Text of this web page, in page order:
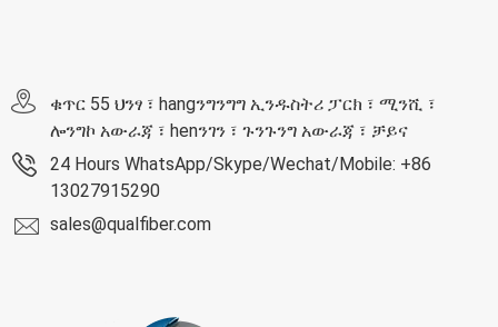
ቁጥር 55 ህንፃ ፣ hangንግንግግ ኢንዱስትሪ ፓርክ ፣ ሚንሺ ፣
ሎንግኮ አውራጃ ፣ henንገን ፣ ጉንጉንግ አውራጃ ፣ ቻይና
24 Hours WhatsApp/Skype/Wechat/Mobile: +86
13027915290
sales@qualfiber.com